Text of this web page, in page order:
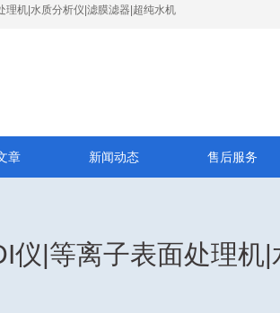
理机|水质分析仪|滤膜滤器|超纯水机
章 新闻动态 售后服务
仪|等离子表面处理机